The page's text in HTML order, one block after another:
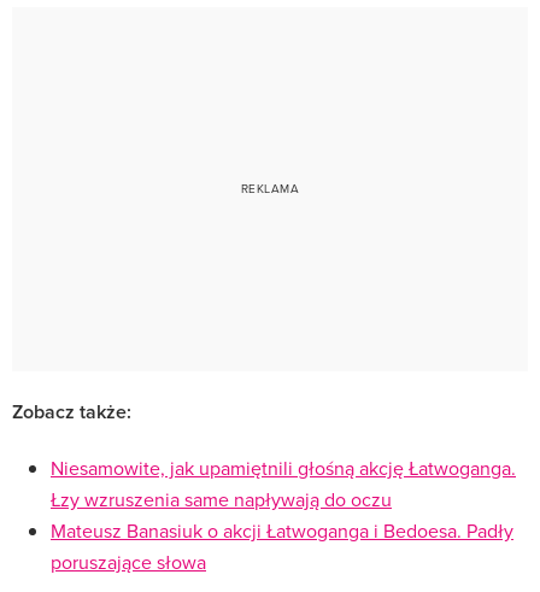
Zobacz także:
Niesamowite, jak upamiętnili głośną akcję Łatwoganga.
Łzy wzruszenia same napływają do oczu
Mateusz Banasiuk o akcji Łatwoganga i Bedoesa. Padły
poruszające słowa